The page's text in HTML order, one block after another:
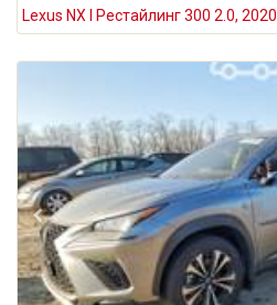
Lexus NX I Рестайлинг 300 2.0, 2020